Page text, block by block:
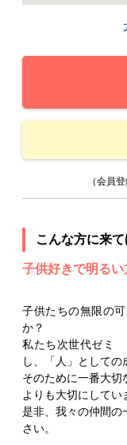
（会員
こんな方に来
子供好きで明る
子供たちの無限の
か？
私たち次世代ゼミ
し、「人」としての
そのために一番大
よりも大切にしてい
是非、我々の仲間の
さい。